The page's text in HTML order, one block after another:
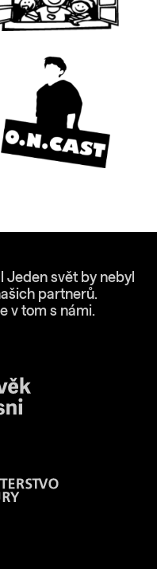
Jeden svět by nebyl
partnerů.
v tom s námi.